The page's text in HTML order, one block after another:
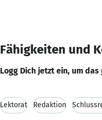
Fähigkeiten und
Logg Dich jetzt ein, um
Lektorat Redaktion